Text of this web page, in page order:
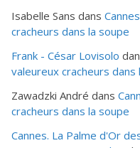
Isabelle Sans dans
cracheurs dans la soupe
Frank - César Lovisolo
valeureux cracheurs dans
Zawadzki André dans
cracheurs dans la soupe
Cannes. La Palme d'Or